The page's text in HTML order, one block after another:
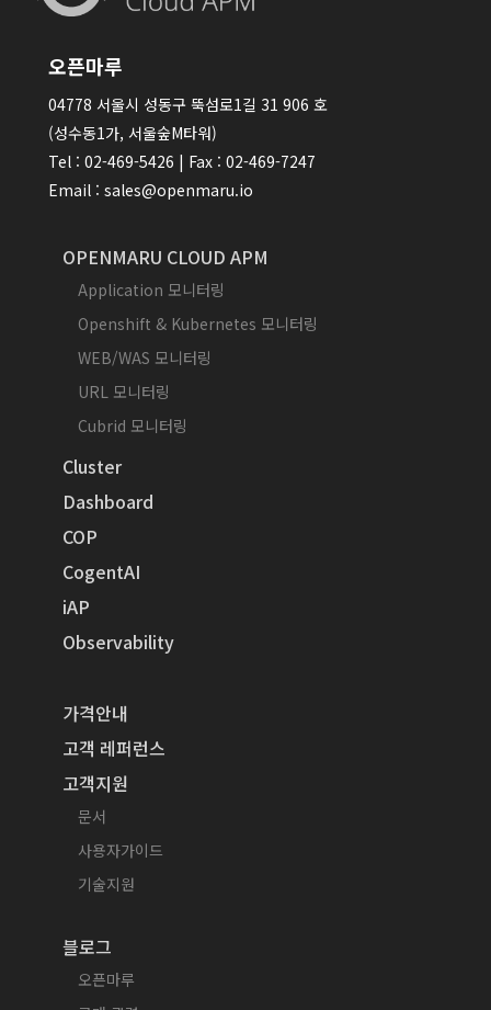
오픈마루
04778 서울시 성동구 뚝섬로1길 31 906 호
(성수동1가, 서울숲M타워)
Tel : 02-469-5426 | Fax : 02-469-7247
Email : sales@openmaru.io
OPENMARU CLOUD APM
Application 모니터링
Openshift & Kubernetes 모니터링
WEB/WAS 모니터링
URL 모니터링
Cubrid 모니터링
Cluster
Dashboard
COP
CogentAI
iAP
Observability
가격안내
고객 레퍼런스
고객지원
문서
사용자가이드
기술지원
블로그
오픈마루